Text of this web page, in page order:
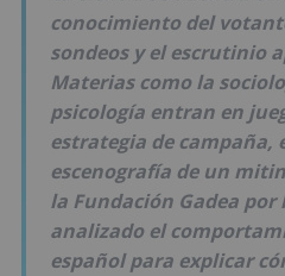
conocimiento del
sondeos y el escrutinio
Materias como la
psicología entran en
estrategia de campaña,
escenografía de un
la Fundación Gadea por
analizado el
español para explicar